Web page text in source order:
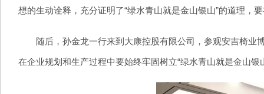
想的生动诠释，充分证明了“绿水青山就是金山银山”的道理，
随后，孙金龙一行来到大康控股有限公司，参观安吉椅业
在企业规划和生产过程中要始终牢固树立“绿水青山就是金山